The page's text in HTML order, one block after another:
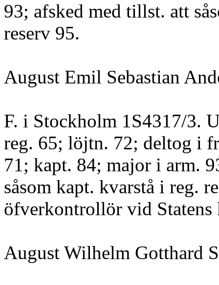
93; afsked med tillst. att
reserv 95.
August Emil Sebastian
F. i Stockholm 1S4317/3.
reg. 65; löjtn. 72; deltog i
71; kapt. 84; major i arm.
såsom kapt. kvarstå i reg.
öfverkontrollör vid
August Wilhelm Gotthard